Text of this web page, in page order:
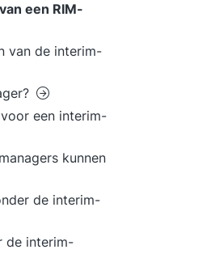
een RIM-
van de interim-
een interim-
kunnen
de interim-
de interim-